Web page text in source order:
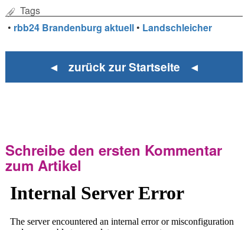
Tags
• rbb24 Brandenburg aktuell • Landschleicher
◄ zurück zur Startseite ◄
Schreibe den ersten Kommentar
zum Artikel